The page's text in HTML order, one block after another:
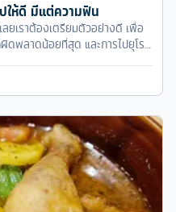
ให้ดี มีแต่ความฟิน
ยเราต้องเตรียมตัวอย่างดี เพื่อ
ดพลาดน้อยที่สุด และการไปยุโรป
งที่อย่างแท้จริง หลายๆ อย่างก็
ล้ๆ อย่างประเทศในแถบเอเชีย